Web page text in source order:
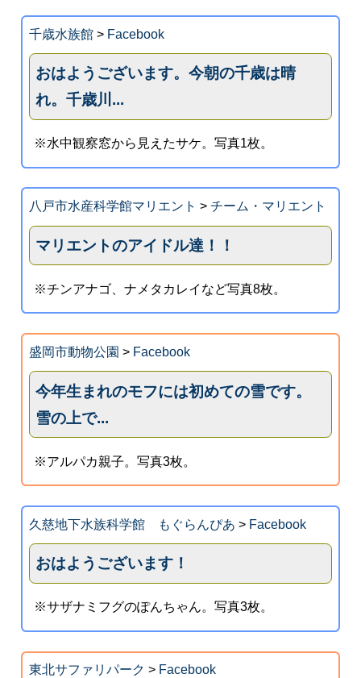
千歳水族館> Facebook
おはようございます。今朝の千歳は晴
れ。千歳川...
※水中観察窓から見えたサケ。写真1枚。
八戸市水産科学館マリエント > チーム・マリエント
マリエントのアイドル達！！
※チンアナゴ、ナメタカレイなど写真8枚。
盛岡市動物公園 > Facebook
今年生まれのモフには初めての雪です。
雪の上で...
※アルパカ親子。写真3枚。
久慈地下水族科学館 もぐらんぴあ > Facebook
おはようございます！
※サザナミフグのぽんちゃん。写真3枚。
東北サファリパーク > Facebook